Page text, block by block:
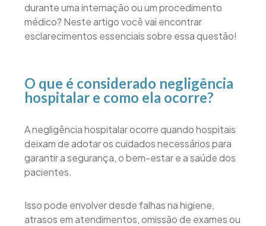
durante uma internação ou um procedimento
médico? Neste artigo você vai encontrar
esclarecimentos essenciais sobre essa questão!
O que é considerado negligência
hospitalar e como ela ocorre?
A negligência hospitalar ocorre quando hospitais
deixam de adotar os cuidados necessários para
garantir a segurança, o bem-estar e a saúde dos
pacientes.
Isso pode envolver desde falhas na higiene,
atrasos em atendimentos, omissão de exames ou